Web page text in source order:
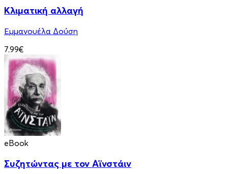
Κλιματική αλλαγή
Εμμανουέλα Δούση
7.99€
eBook
Συζητώντας με τον Αϊνστάιν